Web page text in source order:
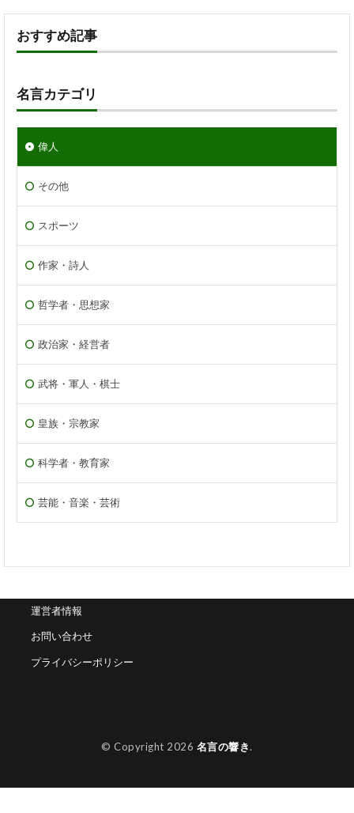
おすすめ記事
名言カテゴリ
偉人
その他
スポーツ
作家・詩人
哲学者・思想家
政治家・経営者
武将・軍人・棋士
皇族・宗教家
科学者・教育家
芸能・音楽・芸術
運営者情報
お問い合わせ
プライバシーポリシー
© Copyright 2026 名言の響き.